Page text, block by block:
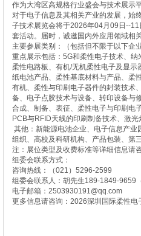
作为大湾区高规格行业盛会与技术展示
对于电子信息及其相关产业的发展，始
子技术展览会将于2026年04月09日--
套活动。届时，诚邀国内外应用领域相
主要参展类别：（包括但不限于以下企
重点展示包括：5G和柔性电子技术、
柔性电路板、有机/无机柔性电子及显
纸电池产品、柔性基底材料与产品、柔
有机、柔性与印刷电子器件的封装技术
备、电子点胶技术与设备、转印设备与
合成、制备、表征、柔性电子与印刷电
PCB与RFID天线的印刷制备技术、激
其他：新能源电池企业、电子信息产
组织、高校及科研机构、产品包装、第
注：展位类型及收费标准等详细信息请
组委会联系方式：
咨询热线：（021）5296-2599
组委会联系人：胡先生189-1849-9659
电子邮箱：2503930191@qq.com
更多信息请咨询：2026深圳国际柔性